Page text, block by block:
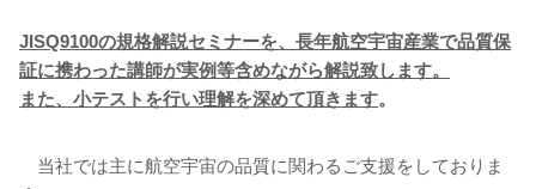
JISQ9100の規格解説セミナーを、長年航空宇宙産業で品質保
証に携わった講師が実例等含めながら解説致します。
また、小テストを行い理解を深めて頂きます。
当社では主に航空宇宙の品質に関わるご支援をしておりま